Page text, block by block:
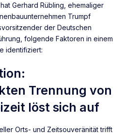
Gerhard Rübling, ehemaliger
Trumpf
der Deutschen
folgende Faktoren in einem
identifiziert:
Trennung von
löst sich auf
Orts- und Zeitsouveränität trifft